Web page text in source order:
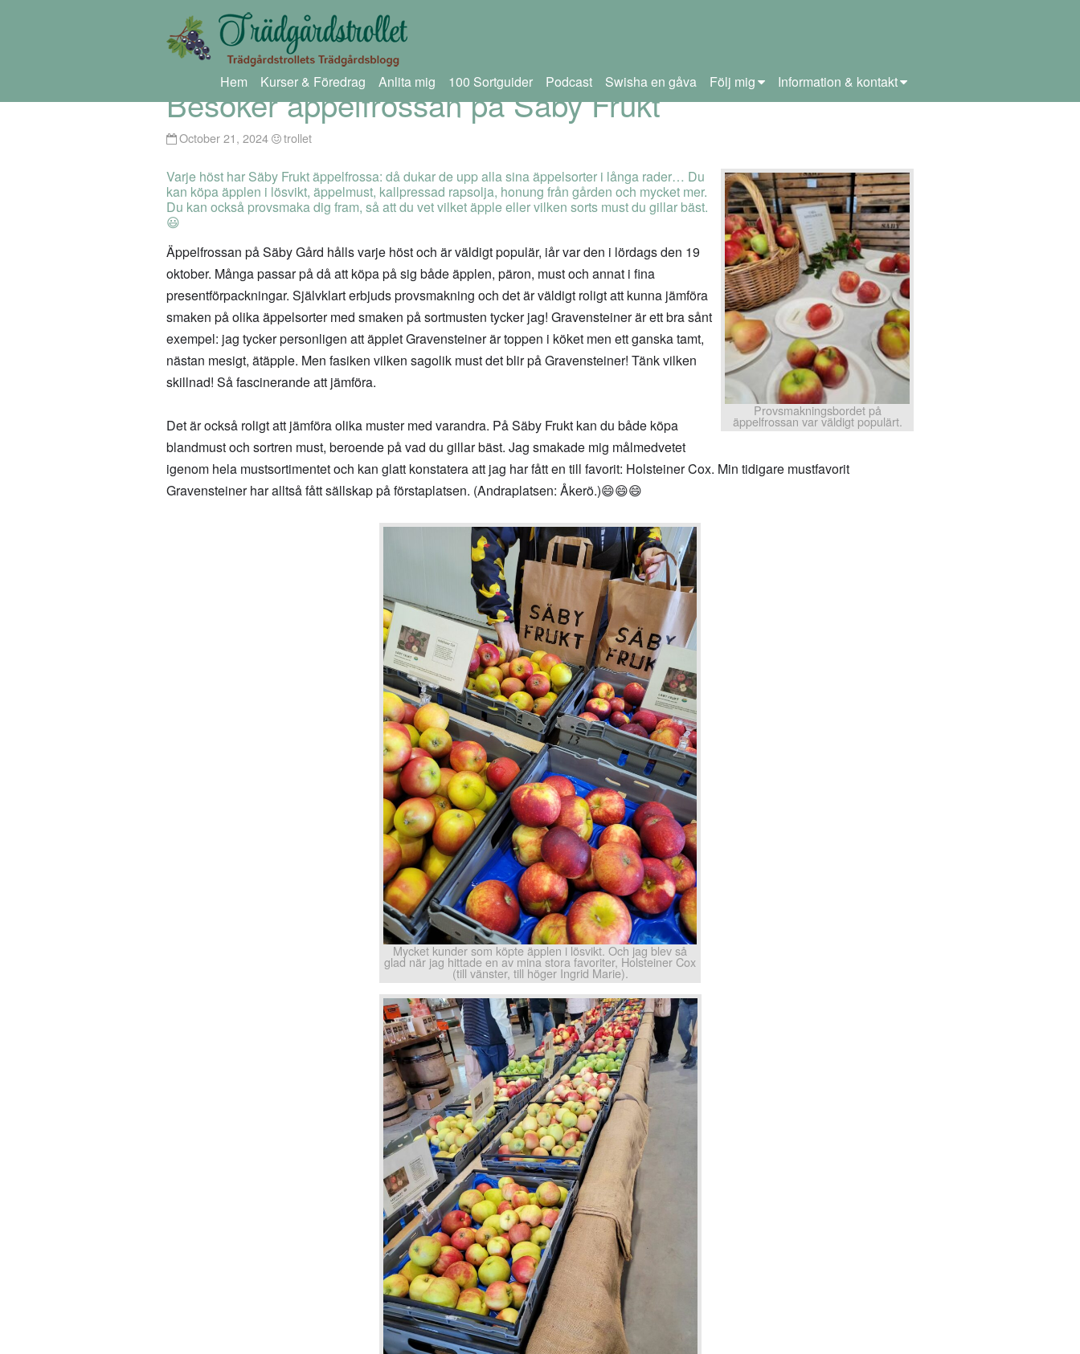
Hem Kurser & Föredrag Anlita mig 100 Sortguider Podcast Swisha en gåva Följ mig Information & kontakt
Besöker äppelfrossan på Säby Frukt
October 21, 2024 trollet
Provsmakningsbordet på
äppelfrossan var väldigt populärt.
Varje höst har Säby Frukt äppelfrossa: då dukar de upp alla sina äppelsorter i långa rader… Du
kan köpa äpplen i lösvikt, äppelmust, kallpressad rapsolja, honung från gården och mycket mer.
Du kan också provsmaka dig fram, så att du vet vilket äpple eller vilken sorts must du gillar bäst.
😃
Äppelfrossan på Säby Gård hålls varje höst och är väldigt populär, iår var den i lördags den 19
oktober. Många passar på då att köpa på sig både äpplen, päron, must och annat i fina
presentförpackningar. Självklart erbjuds provsmakning och det är väldigt roligt att kunna jämföra
smaken på olika äppelsorter med smaken på sortmusten tycker jag! Gravensteiner är ett bra sånt
exempel: jag tycker personligen att äpplet Gravensteiner är toppen i köket men ett ganska tamt,
nästan mesigt, ätäpple. Men fasiken vilken sagolik must det blir på Gravensteiner! Tänk vilken
skillnad! Så fascinerande att jämföra.
Det är också roligt att jämföra olika muster med varandra. På Säby Frukt kan du både köpa
blandmust och sortren must, beroende på vad du gillar bäst. Jag smakade mig målmedvetet
igenom hela mustsortimentet och kan glatt konstatera att jag har fått en till favorit: Holsteiner Cox. Min tidigare mustfavorit
Gravensteiner har alltså fått sällskap på förstaplatsen. (Andraplatsen: Åkerö.)😄😄😄
Mycket kunder som köpte äpplen i lösvikt. Och jag blev så
glad när jag hittade en av mina stora favoriter, Holsteiner Cox
(till vänster, till höger Ingrid Marie).